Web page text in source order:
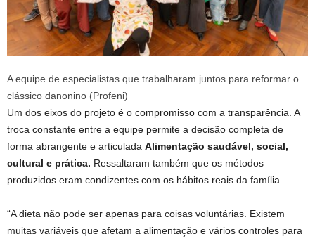
A equipe de especialistas que trabalharam juntos para reformar o
clássico danonino (Profeni)
Um dos eixos do projeto é o compromisso com a transparência. A
troca constante entre a equipe permite a decisão completa de
forma abrangente e articulada Alimentação saudável, social,
cultural e prática. Ressaltaram também que os métodos
produzidos eram condizentes com os hábitos reais da família.
“A dieta não pode ser apenas para coisas voluntárias. Existem
muitas variáveis ​​que afetam a alimentação e vários controles para